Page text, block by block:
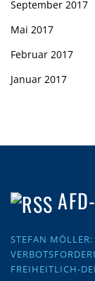
September 2017
Mai 2017
Februar 2017
Januar 2017
STEFAN
FREIHEITLICH-